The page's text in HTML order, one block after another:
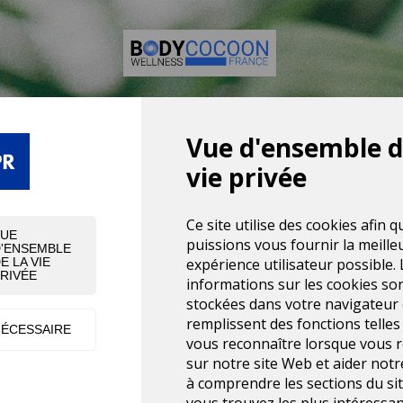
LA VIE
Vue d'ensemble
vie privée
Ce site utilise des cookies afin
puissions vous fournir la
expérience utilisateur possible.
informations sur les cookies
stockées dans votre navigateur
remplissent des fonctions telles
vous reconnaître lorsque vous
sur notre site Web et aider
à comprendre les sections du
EXPÉRIENCE